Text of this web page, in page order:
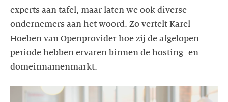
experts aan tafel, maar laten we ook diverse
ondernemers aan het woord. Zo vertelt Karel
Hoeben van Openprovider hoe zij de afgelopen
periode hebben ervaren binnen de hosting- en